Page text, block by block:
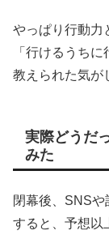
やっぱり行動力
「行けるうち
教えられた気が
実際どうだ
みた
閉幕後、SNSや
すると、予想以